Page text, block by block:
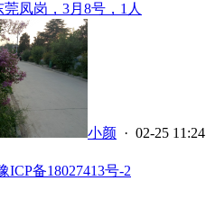
凤岗，3月8号，1人
小颜 · 02-25 11:24
ICP备18027413号-2